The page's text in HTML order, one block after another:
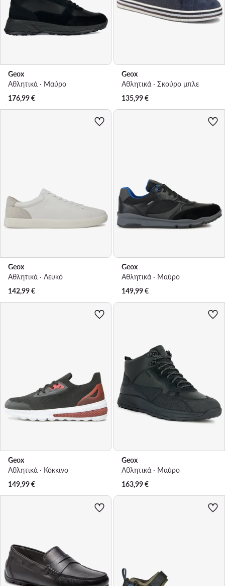
Geox
Αθλητικά · Μαύρο
176,99€
Geox
Αθλητικά · Σκούρο μπλε
135,99€
Geox
Αθλητικά · Λευκό
142,99€
Geox
Αθλητικά · Μαύρο
149,99€
Geox
Αθλητικά · Κόκκινο
149,99€
Geox
Αθλητικά · Μαύρο
163,99€